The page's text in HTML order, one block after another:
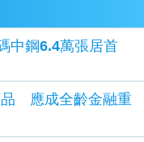
中鋼6.4萬張居首
品 應成全齡金融重